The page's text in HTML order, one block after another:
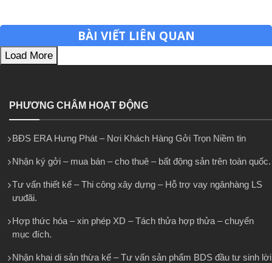
BÀI VIẾT LIÊN QUAN
Load More
PHƯƠNG CHÂM HOẠT ĐỘNG
BĐS ERA Hưng Phát – Nơi Khách Hàng Gởi Trọn Niềm tin
Nhận ký gởi – mua bán – cho thuê – bất động sản trên toàn quốc.
Tư vấn thiết kế – Thi công xây dựng – Hỗ trợ vay ngânhàng LS
ưuđãi.
Hợp thức hóa – xin phép XD – Tách thửa hợp thửa – chuyển
mục đích.
Nhận khai di sản thừa kế – Tư vấn sản phẩm BDS đầu tư sinh lời